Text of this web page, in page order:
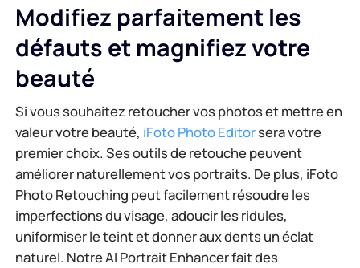
Modifiez parfaitement les
défauts et magnifiez votre
beauté
Si vous souhaitez retoucher vos photos et mettre en
valeur votre beauté, iFoto Photo Editorsera votre
premier choix. Ses outils de retouche peuvent
améliorer naturellement vos portraits. De plus, iFoto
Photo Retouching peut facilement résoudre les
imperfections du visage, adoucir les ridules,
uniformiser le teint et donner aux dents un éclat
naturel. Notre AI Portrait Enhancer fait des